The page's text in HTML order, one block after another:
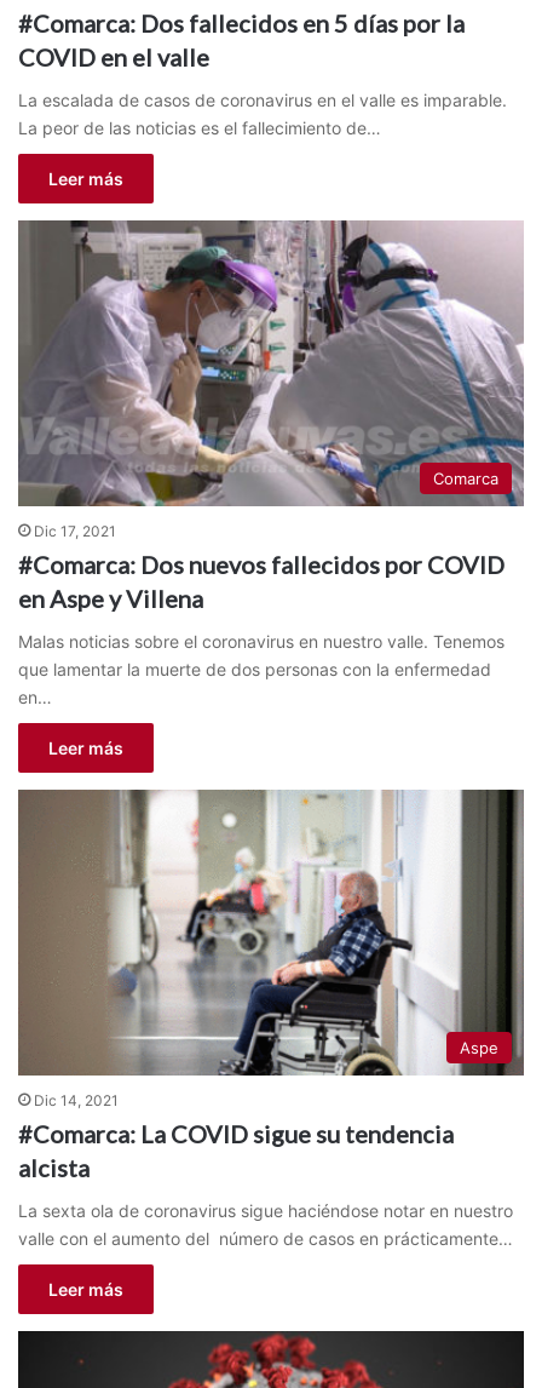
#Comarca: Dos fallecidos en 5 días por la
COVID en el valle
La escalada de casos de coronavirus en el valle es imparable.
La peor de las noticias es el fallecimiento de…
Leer más
Comarca
Dic 17, 2021
#Comarca: Dos nuevos fallecidos por COVID
en Aspe y Villena
Malas noticias sobre el coronavirus en nuestro valle. Tenemos
que lamentar la muerte de dos personas con la enfermedad
en…
Leer más
Aspe
Dic 14, 2021
#Comarca: La COVID sigue su tendencia
alcista
La sexta ola de coronavirus sigue haciéndose notar en nuestro
valle con el aumento del número de casos en prácticamente…
Leer más